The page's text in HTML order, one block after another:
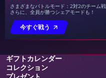
さまざまなバトルモード：2対2のチーム
さらに、全員が勝つシェアモードも！
今すぐ戦う
ギフトカレンダー
コレクション